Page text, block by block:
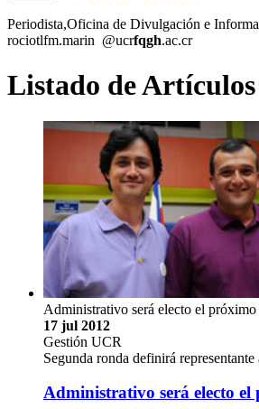
Periodista,Oficina de Divulgación e
rociotlfm.marin @ucrfqgh.ac.cr
Listado de Artículos
Administrativo será electo el
17 jul 2012
Gestión UCR
Segunda ronda definirá
Administrativo será electo